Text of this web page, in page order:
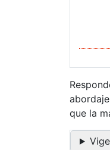
que la